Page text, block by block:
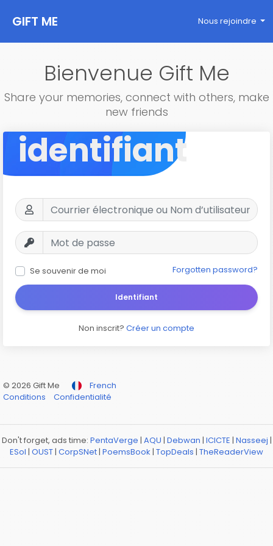
GIFT ME Nous rejoindre
Bienvenue Gift Me
Share your memories, connect with others, make
new friends
identifiant
Se souvenir de moi Forgotten password?
Identifiant
Non inscrit? Créer un compte
© 2026 Gift Me
French
Conditions
Confidentialité
Don't forget, ads time: PentaVerge | AQU | Debwan | ICICTE | Nasseej |
ESol | OUST| CorpSNet| PoemsBook | TopDeals | TheReaderView